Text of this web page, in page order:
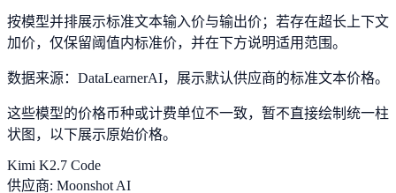
按模型并排展示标准文本输入价与输出价；若存在超长上下文
加价，仅保留阈值内标准价，并在下方说明适用范围。
数据来源：DataLearnerAI，展示默认供应商的标准文本价格。
这些模型的价格币种或计费单位不一致，暂不直接绘制统一柱
状图，以下展示原始价格。
Kimi K2.7 Code
供应商: Moonshot AI